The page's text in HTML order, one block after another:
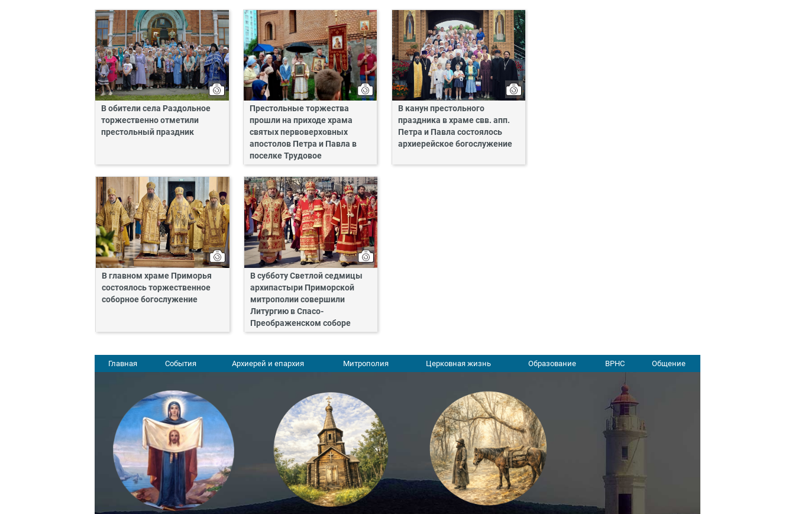
В обители села Раздольное
торжественно отметили
престольный праздник
Престольные торжества
прошли на приходе храма
святых первоверховных
апостолов Петра и Павла в
поселке Трудовое
В канун престольного
праздника в храме свв. апп.
Петра и Павла состоялось
архиерейское богослужение
В главном храме Приморья
состоялось торжественное
соборное богослужение
В субботу Светлой седмицы
архипастыри Приморской
митрополии совершили
Литургию в Спасо-
Преображенском соборе
Главная События Архиерей и епархия Митрополия Церковная жизнь Образование ВРНС Общение